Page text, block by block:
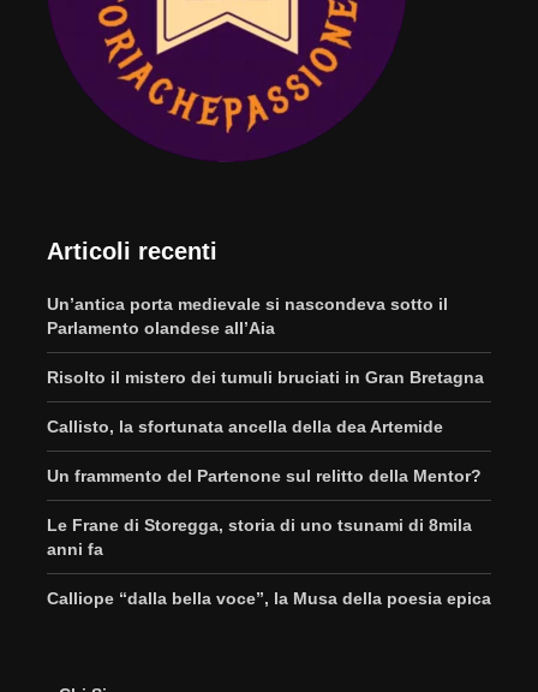
Articoli recenti
Un’antica porta medievale si nascondeva sotto il
Parlamento olandese all’Aia
Risolto il mistero dei tumuli bruciati in Gran Bretagna
Callisto, la sfortunata ancella della dea Artemide
Un frammento del Partenone sul relitto della Mentor?
Le Frane di Storegga, storia di uno tsunami di 8mila
anni fa
Calliope “dalla bella voce”, la Musa della poesia epica